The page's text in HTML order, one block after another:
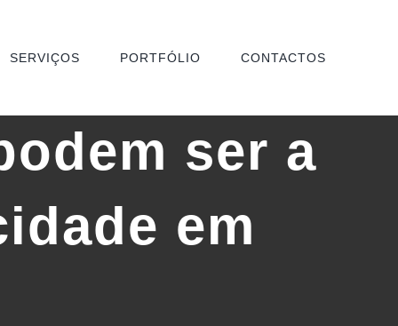
SERVIÇOS PORTFÓLIO CONTACTOS
ser a
em